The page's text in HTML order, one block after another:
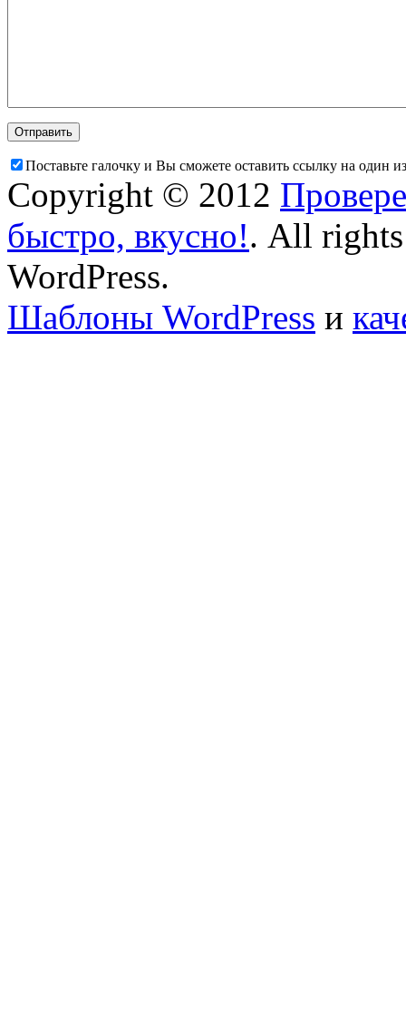
Поставьте галочку и Вы сможете оставить ссылку на один
Copyright © 2012
быстро, вкусно!. All rights
WordPress.
Шаблоны WordPress и